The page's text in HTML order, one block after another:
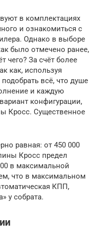
в комплектациях
и ознакомиться с
Однако в выборе
было отмечено ранее,
чего? За счёт более
как, используя
всё, что душе
и каждую
конфигурации,
Кросс. Существенное
равная: от 450 000
Кросс предел
в максимальной
что в максимальном
КПП,
у собрата.